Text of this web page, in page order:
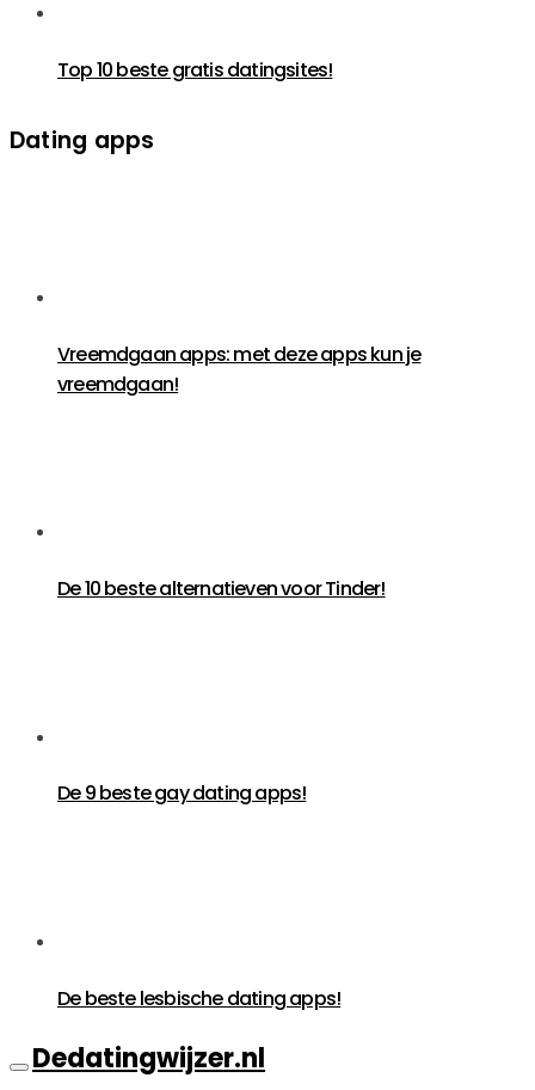
Top 10 beste gratis datingsites!
Dating apps
Vreemdgaan apps: met deze apps kun je
vreemdgaan!
De 10 beste alternatieven voor Tinder!
De 9 beste gay dating apps!
De beste lesbische dating apps!
Dedatingwijzer.nl